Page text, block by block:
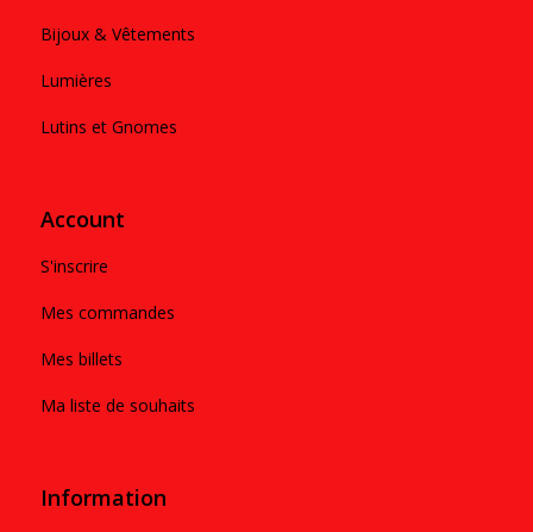
Bijoux & Vêtements
Lumières
Lutins et Gnomes
Account
S'inscrire
Mes commandes
Mes billets
Ma liste de souhaits
Information